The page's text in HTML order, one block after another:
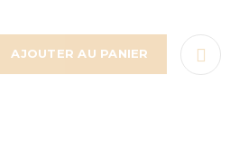
AJOUTER AU PANIER